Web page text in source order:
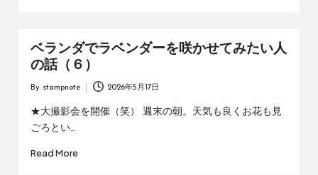
ベランダでラベンダーを咲かせてみたい人
の話（６）
Posted
by
By stampnote 2026年5月17日
★大撮影会を開催（笑） 週末の朝。天気も良くお花も見
ごろとい…
Read More